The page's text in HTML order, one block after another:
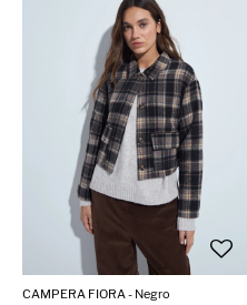
CAMPERA FIORA - Negro